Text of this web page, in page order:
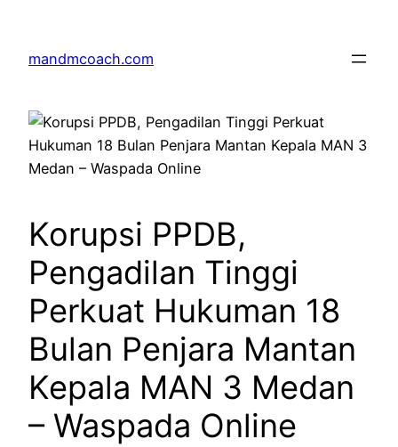
content
mandmcoach.com
Korupsi PPDB,
Pengadilan Tinggi
Perkuat Hukuman 18
Bulan Penjara Mantan
Kepala MAN 3 Medan
– Waspada Online